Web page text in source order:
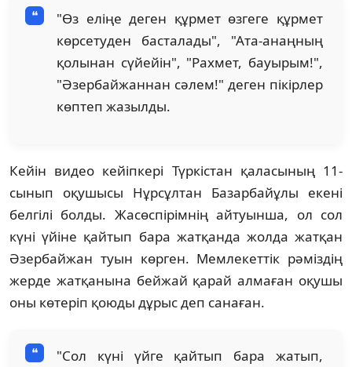
"Өз еліңе деген құрмет өзгеге құрмет
көрсетуден басталады", "Ата-анаңның
қолынан сүйейін", "Рахмет, бауырым!",
"Әзербайжаннан сәлем!" деген пікірлер
көптеп жазылды.
Кейін видео кейіпкері Түркістан қаласының 11-
сынып оқушысы Нұрсұлтан Базарбайұлы екені
белгілі болды. Жасөспірімнің айтуынша, ол сол
күні үйіне қайтып бара жатқанда жолда жатқан
Әзербайжан туын көрген. Мемлекеттік рәміздің
жерде жатқанына бейжай қарай алмаған оқушы
оны көтеріп қоюды дұрыс деп санаған.
"Сол күні үйге қайтып бара жатып,